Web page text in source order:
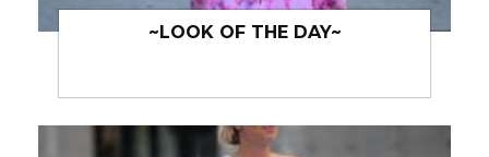
~LOOK OF THE DAY~